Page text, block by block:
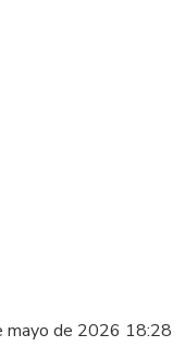
mayo de 2026 18:28